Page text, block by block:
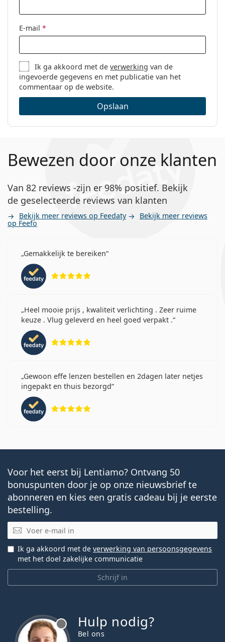
E-mail *
Ik ga akkoord met deverwerking van de
ingevoerde gegevens en met publicatie van het
commentaar op de website.
Opslaan
Bewezen door onze klanten
Van 82 reviews -zijn er 98% positief. Bekijk
de geselecteerde reviews van klanten
Bekijk meer reviews op Feedaty Bekijk meer reviews
op Feefo
Gemakkelijk te bereiken
Heel mooie prijs , kwaliteit verlichting . Zeer ruime
keuze . Vlug geleverd en heel goed verpakt .
Gewoon effe lenzen bestellen en 2dagen later netjes
ingepakt en thuis bezorgd
Voor het eerst bij Lentiamo? Ontvang 50
bonuspunten door je op onze nieuwsbrief te
abonneren en kies een gratis cadeau bij je eerste
bestelling.
E-mail
Schrijf in
Ik ga akkoord met de verwerking van persoonsgegevens
met het doel zakelijke communicatie
Hulp nodig?
Bel ons